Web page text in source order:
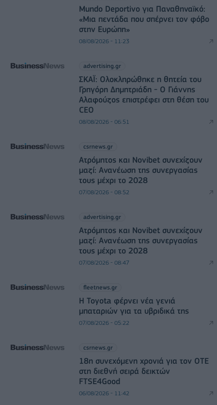
Mundo Deportivo για Παναθηναϊκό:
«Μια πεντάδα που σπέρνει τον φόβο
στην Ευρώπη»
08/08/2026 - 11:23
advertising.gr
ΣΚΑΪ: Ολοκληρώθηκε η θητεία του
Γρηγόρη Δημητριάδη - Ο Γιάννης
Αλαφούζος επιστρέφει στη θέση του
CEO
08/08/2026 - 06:51
csrnews.gr
Ατρόμητος και Novibet συνεχίζουν
μαζί: Ανανέωση της συνεργασίας
τους μέχρι το 2028
07/08/2026 - 08:52
advertising.gr
Ατρόμητος και Novibet συνεχίζουν
μαζί: Ανανέωση της συνεργασίας
τους μέχρι το 2028
07/08/2026 - 08:47
fleetnews.gr
Η Toyota φέρνει νέα γενιά
μπαταριών για τα υβριδικά της
07/08/2026 - 05:22
csrnews.gr
18η συνεχόμενη χρονιά για τον ΟΤΕ
στη διεθνή σειρά δεικτών
FTSE4Good
06/08/2026 - 11:42